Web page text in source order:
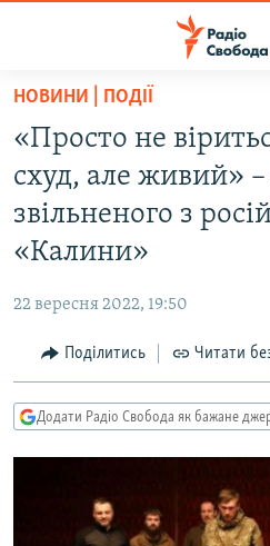
Перейти
основного
матеріалу
Перейти
до
основної
Перейти
пошуку
ВСЕ ЗА ДОБУ
СТАТТІ
ПОЛІТИКА
СУСПІЛЬСТВО
КУЛЬТУРА
СПОРТ
ВІЙНА
ДОНБАС.РЕАЛІЇ
КРИМ.РЕАЛІЇ
ТИ ЯК?
МУЛЬТИМЕДІА
НОВИНИ | ПОДІЇ
«Просто не
схуд, але живий»
звільненого з
«Калини»
22 вересня 2022, 19:50
Поділитись Читати
Додати Радіо Свобода як бажане